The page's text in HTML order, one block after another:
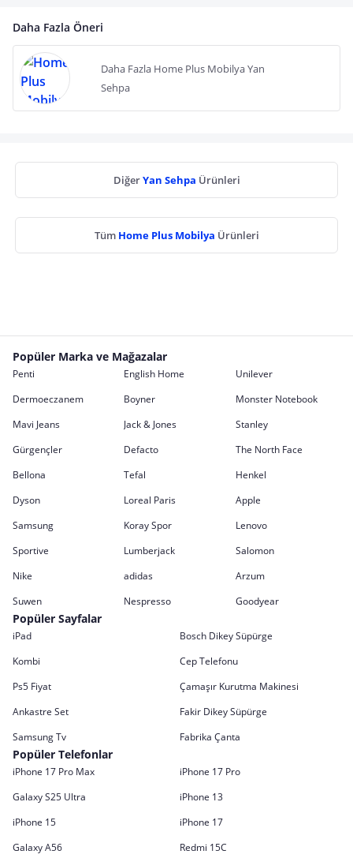
Daha Fazla Öneri
Daha Fazla Home Plus Mobilya Yan
Sehpa
DiğerYan Sehpa Ürünleri
Tüm Home Plus Mobilya Ürünleri
Popüler Marka ve Mağazalar
Penti English Home
Unilever
Dermoeczanem
Boyner
Monster Notebook
Mavi Jeans
Jack & Jones
Stanley
Gürgençler
Defacto
The North Face
Bellona
Tefal
Henkel
Dyson
Loreal Paris
Apple
Samsung
Koray Spor
Lenovo
Sportive
Lumberjack
Salomon
Nike
adidas
Arzum
Suwen
Nespresso Goodyear
Popüler Sayfalar
iPad
Bosch Dikey Süpürge
Kombi
Cep Telefonu
Ps5 Fiyat
Çamaşır Kurutma Makinesi
Ankastre Set
Fakir Dikey Süpürge
Samsung Tv
Fabrika Çanta
Popüler Telefonlar
iPhone 17 Pro Max
iPhone 17 Pro
Galaxy S25 Ultra
iPhone 13
iPhone 15
iPhone 17
Galaxy A56
Redmi 15C